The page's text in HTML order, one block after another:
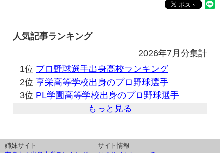
人気記事ランキング
2026年7月分集計
1位 プロ野球選手出身高校ランキング
2位 享栄高等学校出身のプロ野球選手
3位 PL学園高等学校出身のプロ野球選手
もっと見る
姉妹サイト
サイト情報